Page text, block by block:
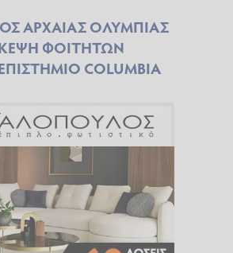
ΑΡΧΑΙΑΣ ΟΛΥΜΠΙΑΣ
ΦΟΙΤΗΤΩΝ
COLUMBIA